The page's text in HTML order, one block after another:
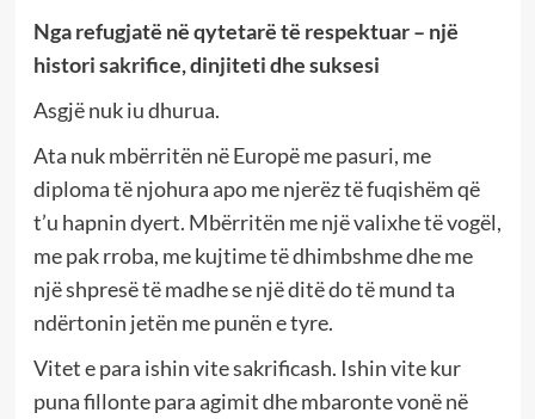
Nga refugjatë në qytetarë të respektuar – një
histori sakrifice, dinjiteti dhe suksesi
Asgjë nuk iu dhurua.
Ata nuk mbërritën në Europë me pasuri, me
diploma të njohura apo me njerëz të fuqishëm që
t’u hapnin dyert. Mbërritën me një valixhe të vogël,
me pak rroba, me kujtime të dhimbshme dhe me
një shpresë të madhe se një ditë do të mund ta
ndërtonin jetën me punën e tyre.
Vitet e para ishin vite sakrificash. Ishin vite kur
puna fillonte para agimit dhe mbaronte vonë në